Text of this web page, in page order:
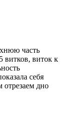
часть
витков, виток к
себя
отрезаем дно